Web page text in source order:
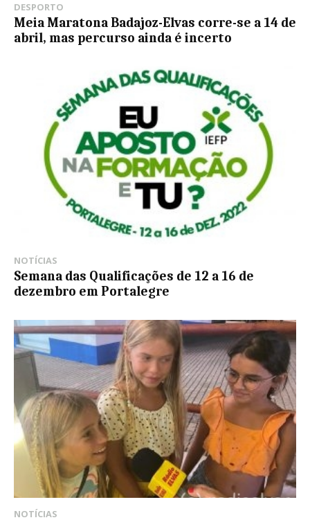
DESPORTO
Meia Maratona Badajoz-Elvas corre-se a 14 de
abril, mas percurso ainda é incerto
NOTÍCIAS
Semana das Qualificações de 12 a 16 de
dezembro em Portalegre
NOTÍCIAS